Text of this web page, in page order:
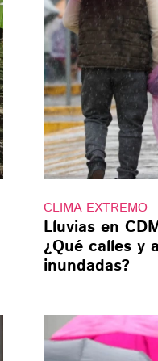
CLIMA EXTREMO
Lluvias en
¿Qué calles y
inundadas?